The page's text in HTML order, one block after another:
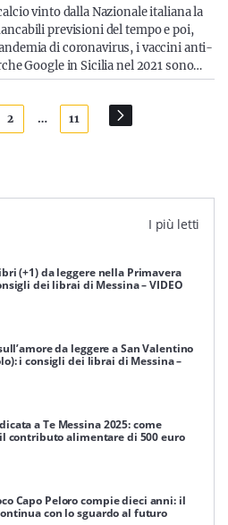
vinto dalla Nazionale italiana la
previsioni del tempo e poi,
di coronavirus, i vaccini anti-
Google in Sicilia nel 2021 sono…
2 … 11
I più letti
(+1) da leggere nella Primavera
dei librai di Messina – VIDEO
da leggere a San Valentino
i consigli dei librai di Messina –
a Te Messina 2025: come
contributo alimentare di 500 euro
Capo Peloro compie dieci anni: il
con lo sguardo al futuro